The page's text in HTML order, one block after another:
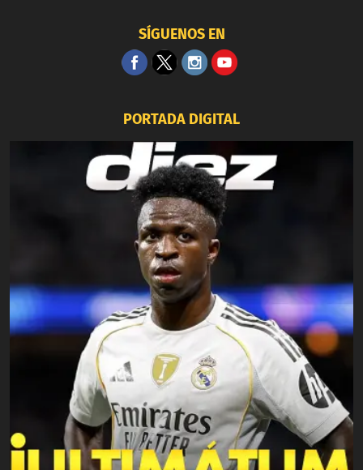
SÍGUENOS EN
PORTADA DIGITAL